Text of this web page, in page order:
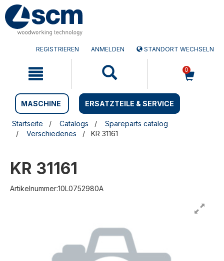
Zum
Inhalt
springen
Zum
Navigationsmen�
springen
REGISTRIEREN ANMELDEN STANDORT WECHSELN
0
MASCHINE ERSATZTEILE & SERVICE
Startseite Catalogs
Spareparts catalog
Verschiedenes
KR 31161
KR 31161
Artikelnummer:10L0752980A